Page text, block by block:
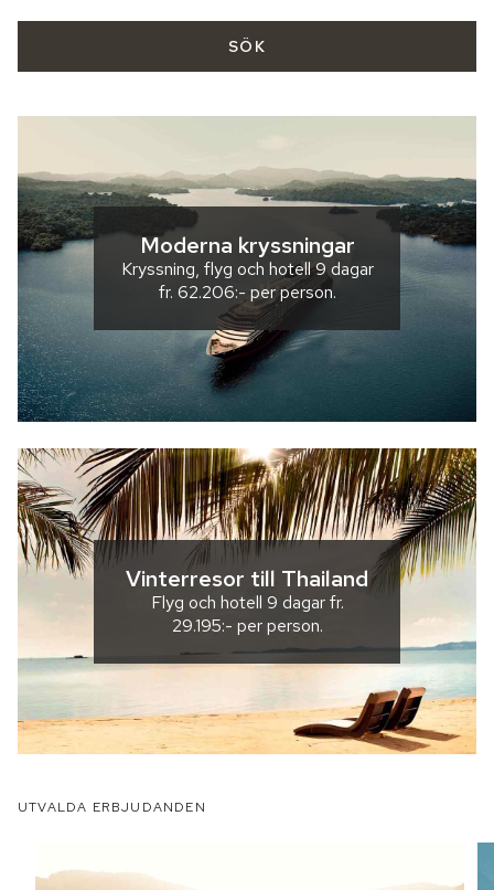
SÖK
Moderna kryssningar
Kryssning, flyg och hotell9 dagar
fr. 62.206:- per person.
Vinterresor till Thailand
Flyg och hotell 9 dagarfr.
29.195:- per person.
UTVALDA ERBJUDANDEN